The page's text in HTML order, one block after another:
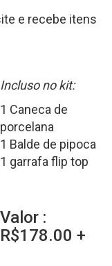
e recebe itens
Incluso no kit:
1 Caneca de
porcelana
1 Balde de pipoca
1 garrafa flip top
Valor :
R$178.00 +